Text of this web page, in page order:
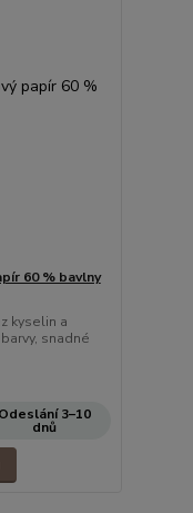
60 % bavlny
kyselin a
snadné
Odeslání 3–10
dnů